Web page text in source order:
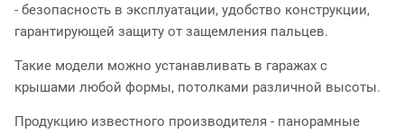
- безопасность в эксплуатации, удобство конструкции,
гарантирующей защиту от защемления пальцев.
Такие модели можно устанавливать в гаражах с
крышами любой формы, потолками различной высоты.
Продукцию известного производителя - панорамные